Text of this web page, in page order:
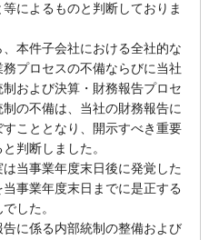
によるものと判断しておりま
本件子会社における全社的な
プロセスの不備ならびに当社
および決算・財務報告プロセ
の不備は、当社の財務報告に
こととなり、開示すべき重要
判断しました。
当事業年度末日後に発覚した
事業年度末日までに是正する
した。
に係る内部統制の整備および